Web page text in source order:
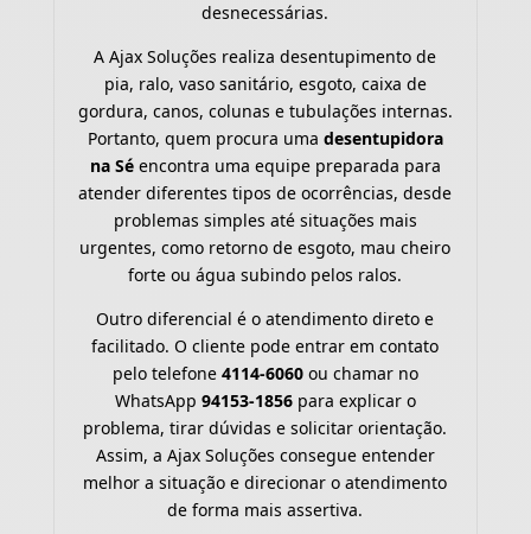
desnecessárias.
A Ajax Soluções realiza desentupimento de
pia, ralo, vaso sanitário, esgoto, caixa de
gordura, canos, colunas e tubulações internas.
Portanto, quem procura uma desentupidora
na Séencontra uma equipe preparada para
atender diferentes tipos de ocorrências, desde
problemas simples até situações mais
urgentes, como retorno de esgoto, mau cheiro
forte ou água subindo pelos ralos.
Outro diferencial é o atendimento direto e
facilitado. O cliente pode entrar em contato
pelo telefone 4114-6060ou chamar no
WhatsApp 94153-1856para explicar o
problema, tirar dúvidas e solicitar orientação.
Assim, a Ajax Soluções consegue entender
melhor a situação e direcionar o atendimento
de forma mais assertiva.